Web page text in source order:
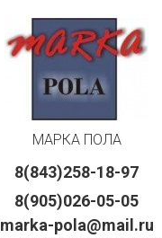
Марка
Пола
logo
МАРКА ПОЛА
8(843)258-18-97
8(905)026-05-05
marka-pola@mail.ru